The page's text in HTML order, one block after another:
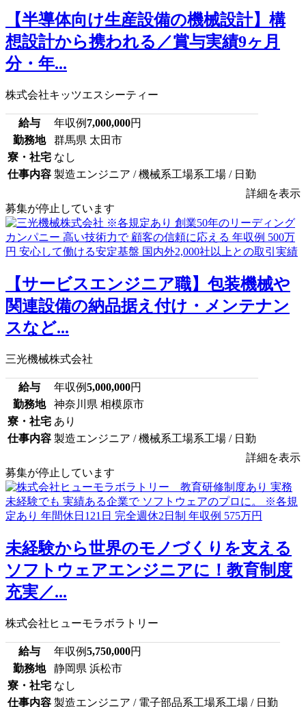
【半導体向け生産設備の機械設計】構
想設計から携われる／賞与実績9ヶ月
分・年...
株式会社キッツエスシーティー
給与 年収例 7,000,000円
勤務地
群馬県 太田市
寮・社宅 なし
仕事内容 製造エンジニア / 機械系工場系工場 / 日勤
詳細を表示
募集が停止しています
【サービスエンジニア職】包装機械や
関連設備の納品据え付け・メンテナン
スなど...
三光機械株式会社
給与 年収例5,000,000円
勤務地
神奈川県 相模原市
寮・社宅 あり
仕事内容 製造エンジニア / 機械系工場系工場 / 日勤
詳細を表示
募集が停止しています
未経験から世界のモノづくりを支える
ソフトウェアエンジニアに！教育制度
充実／...
株式会社ヒューモラボラトリー
給与 年収例5,750,000円
勤務地
静岡県 浜松市
寮・社宅 なし
仕事内容 製造エンジニア / 電子部品系工場系工場 / 日勤